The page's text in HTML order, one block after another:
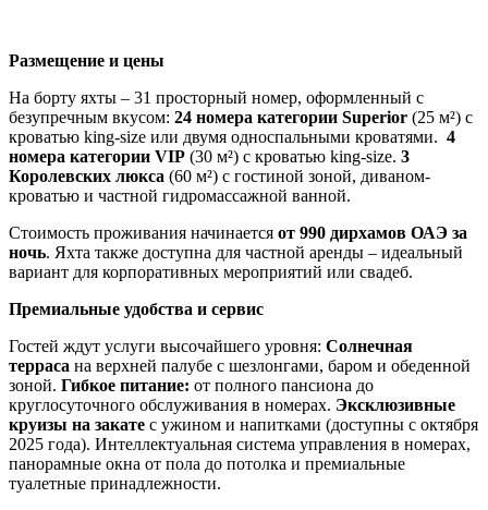
Размещение и цены
На борту яхты – 31 просторный номер, оформленный с
безупречным вкусом: 24 номера категории Superior (25 м²) с
кроватью king-size или двумя односпальными кроватями. 4
номера категории VIP (30 м²) с кроватью king-size. 3
Королевских люкса (60 м²) с гостиной зоной, диваном-
кроватью и частной гидромассажной ванной.
Стоимость проживания начинается от 990 дирхамов ОАЭ за
ночь. Яхта также доступна для частной аренды – идеальный
вариант для корпоративных мероприятий или свадеб.
Премиальные удобства и сервис
Гостей ждут услуги высочайшего уровня: Солнечная
терраса на верхней палубе с шезлонгами, баром и обеденной
зоной. Гибкое питание: от полного пансиона до
круглосуточного обслуживания в номерах. Эксклюзивные
круизы на закате с ужином и напитками (доступны с октября
2025 года). Интеллектуальная система управления в номерах,
панорамные окна от пола до потолка и премиальные
туалетные принадлежности.